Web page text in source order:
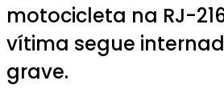
motocicleta na RJ-
vítima segue
grave.